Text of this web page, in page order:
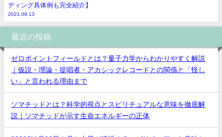
ディング具体例も完全紹介】
2021.09.13
最近の投稿
ゼロポイントフィールドとは？量子力学からわかりやすく解説
｜仮説・理論・提唱者・アカシックレコードとの関係と「怪し
い」と言われる理由まで
ソマチッドとは？科学的視点とスピリチュアルな意味を徹底解
説｜ソマチッドが示す生命エネルギーの正体